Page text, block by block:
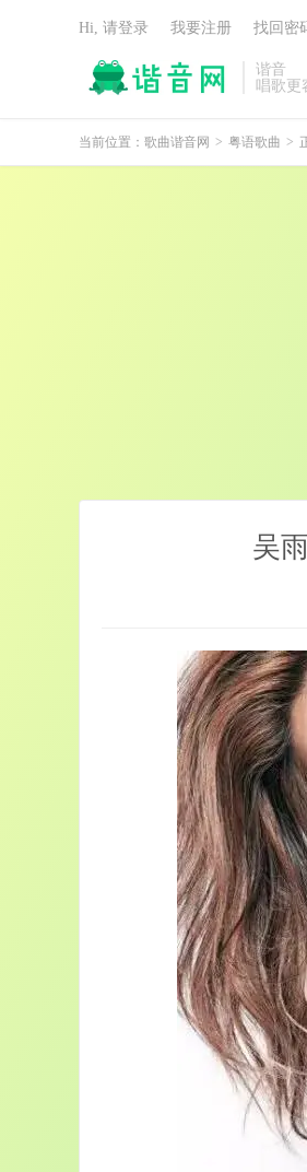
谐音
唱歌更
Hi, 请登录 我要注册 找回密
当前位置： 歌曲谐音网 > 粤语歌曲 >
吴